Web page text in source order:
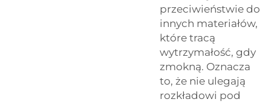
przeciwieństwie do
innych materiałów,
które tracą
wytrzymałość, gdy
zmokną. Oznacza
to, że nie ulegają
rozkładowi pod